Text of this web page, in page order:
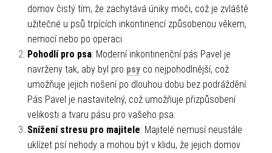
domov čistý tím, že zachytává úniky moči, což je zvláště
užitečné u psů trpících inkontinencí způsobenou věkem,
nemocí nebo po operaci.
Pohodlí pro psa: Moderní inkontinenční pás Pavel je
navrženy tak, aby byl pro psy co nejpohodlnější, což
umožňuje jejich nošení po dlouhou dobu bez podráždění.
Pás Pavel je nastavitelný, což umožňuje přizpůsobení
velikosti a tvaru pásu pro vašeho psa.
Snížení stresu pro majitele: Majitelé nemusí neustále
uklízet psí nehody a mohou být v klidu, že jejich domov